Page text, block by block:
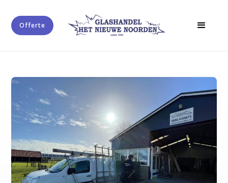
Offerte